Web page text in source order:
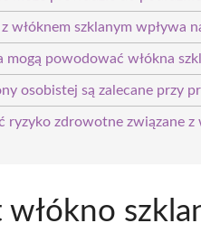
włóknem szklanym wpływa
mogą powodować włókna
osobistej są zalecane przy
ryzyko zdrowotne związane z